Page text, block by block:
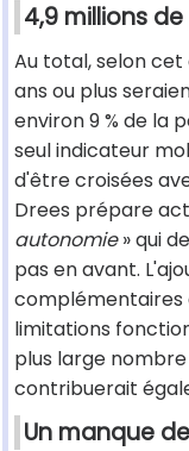
4,9 millions
Au total, selon cet
ans ou plus
environ 9 % de la
seul indicateur
d'être croisées
Drees prépare
autonomie» qui
pas en avant.
complémentaires
limitations
plus large
contribuerait
Un manque